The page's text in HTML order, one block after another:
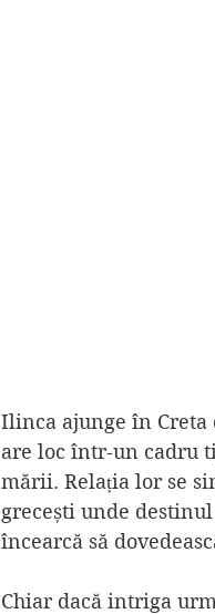
Ilinca ajunge în
are loc într-un cadru
mării. Relația lor se
grecești unde
încearcă să
Chiar dacă intriga